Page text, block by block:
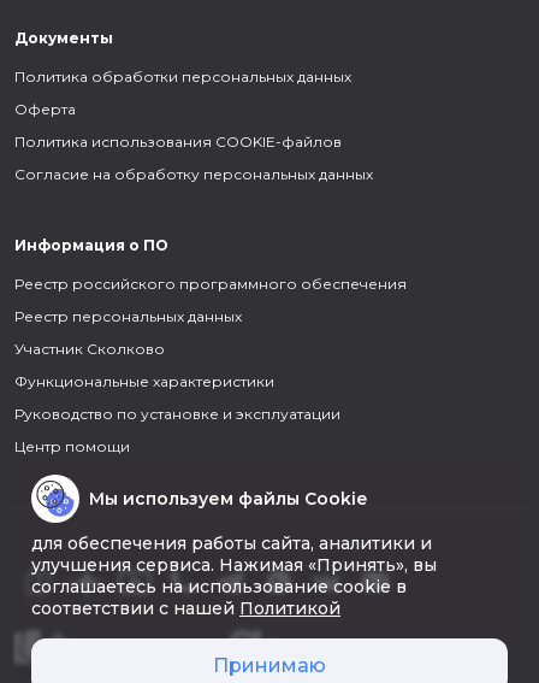
Документы
Политика обработки персональных данных
Оферта
Политика использования COOKIE-файлов
Согласие на обработку персональных данных
Информация о ПО
Реестр российского программного обеспечения
Реестр персональных данных
Участник Сколково
Функциональные характеристики
Руководство по установке и эксплуатации
Центр помощи
Мы используем файлы Cookie
для обеспечения работы сайта, аналитики и
улучшения сервиса. Нажимая «Принять», вы
соглашаетесь на использование cookie в
соответствии с нашей Политикой
Принимаю